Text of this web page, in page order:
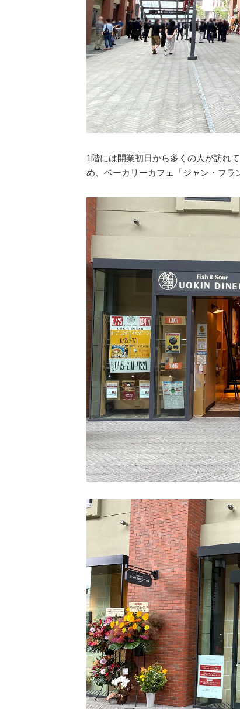
1階には開業初日から多くの人が訪れ
め、ベーカリーカフェ「ジャン・フラ